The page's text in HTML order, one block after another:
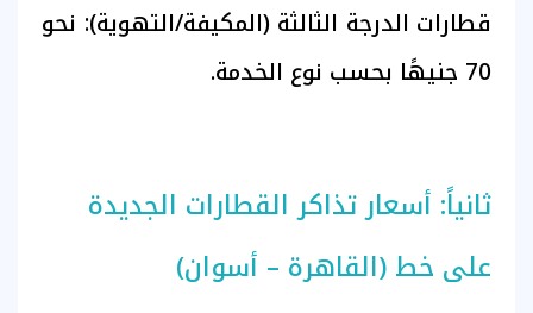
قطارات الدرجة الثالثة (المكيفة/التهوية): نحو
70 جنيهًا بحسب نوع الخدمة.
ثانياً: أسعار تذاكر القطارات الجديدة
على خط (القاهرة – أسوان)